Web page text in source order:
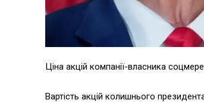
Ціна акцій компанії-власника
Вартість акцій колишнього